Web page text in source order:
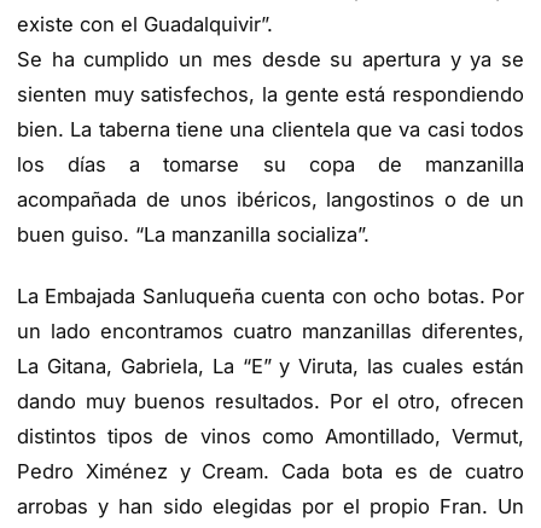
existe con el Guadalquivir”.
Se ha cumplido un mes desde su apertura y ya se
sienten muy satisfechos, la gente está respondiendo
bien. La taberna tiene una clientela que va casi todos
los días a tomarse su copa de manzanilla
acompañada de unos ibéricos, langostinos o de un
buen guiso. “La manzanilla socializa”.
La Embajada Sanluqueña cuenta con ocho botas. Por
un lado encontramos cuatro manzanillas diferentes,
La Gitana, Gabriela, La “E” y Viruta, las cuales están
dando muy buenos resultados. Por el otro, ofrecen
distintos tipos de vinos como Amontillado, Vermut,
Pedro Ximénez y Cream. Cada bota es de cuatro
arrobas y han sido elegidas por el propio Fran. Un